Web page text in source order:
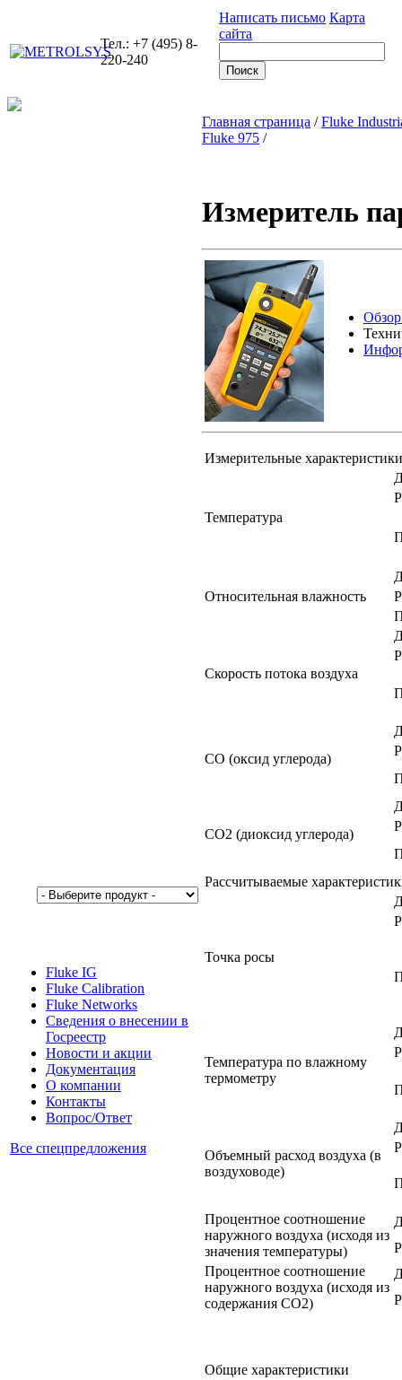
Тел.: +7 (495) 8-
220-240
Написать письмо Карта
сайта
Fluke IG
Fluke Calibration
Fluke Networks
Сведения о внесении в
Госреестр
Новости и акции
Документация
О компании
Контакты
Вопрос/Ответ
Все спецпредложения
Главная страница /Fluke
Fluke 975 /
Измеритель
Измерительные
Температура
Относительная влажность
Скорость потока воздуха
CO (оксид углерода)
CO2 (диоксид углерода)
Рассчитываемые
Точка росы
Температура по влажному
термометру
Объемный расход воздуха (в
воздуховоде)
Процентное соотношение
наружного воздуха (исходя из
значения температуры)
Процентное соотношение
наружного воздуха (исходя из
содержания CO2)
Общие характеристики